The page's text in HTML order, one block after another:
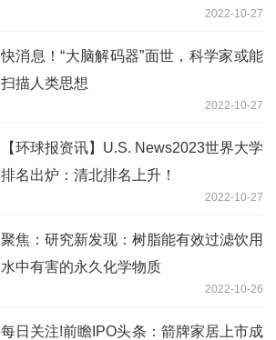
2022-10-27
快消息！“大脑解码器”面世，科学家或能
扫描人类思想
2022-10-27
【环球报资讯】U.S. News2023世界大学
排名出炉：清北排名上升！
2022-10-27
聚焦：研究新发现：树脂能有效过滤饮用
水中有害的永久化学物质
2022-10-26
每日关注!前瞻IPO头条：箭牌家居上市成